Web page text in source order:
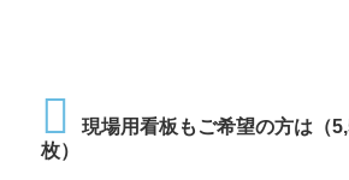
現場用看板もご希望の方は（
枚）